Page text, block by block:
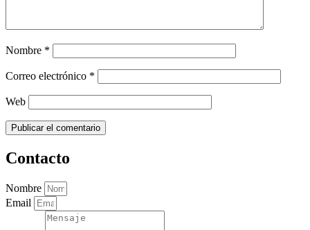
Nombre *
Correo electrónico *
Web
Contacto
Nombre
Email